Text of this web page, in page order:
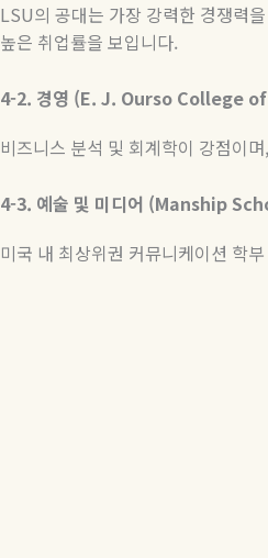
LSU의 공대는 가장 강력한 경쟁력
높은 취업률을 보입니다.
4-2. 경영 (E. J. Ourso College
비즈니스 분석 및 회계학이 강점이며,
4-3. 예술 및 미디어 (Manship
미국 내 최상위권 커뮤니케이션 학